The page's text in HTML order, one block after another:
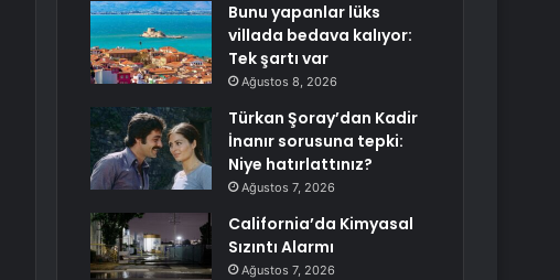
Bunu yapanlar lüks
villada bedava kalıyor:
Tek şartı var
Ağustos 8, 2026
Türkan Şoray’dan Kadir
İnanır sorusuna tepki:
Niye hatırlattınız?
Ağustos 7, 2026
California’da Kimyasal
Sızıntı Alarmı
Ağustos 7, 2026